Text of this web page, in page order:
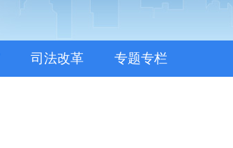
司法改革 专题专栏